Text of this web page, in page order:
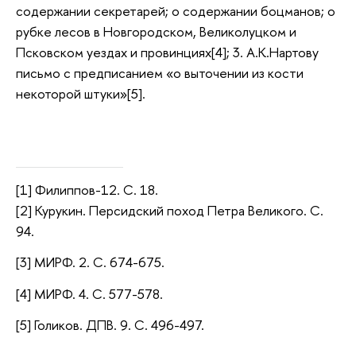
содержании секретарей; о содержании боцманов; о
рубке лесов в Новгородском, Великолуцком и
Псковском уездах и провинциях[4]; 3. А.К.Нартову
письмо с предписанием «о выточении из кости
некоторой штуки»[5].
[1] Филиппов-12. С. 18.
[2] Курукин. Персидский поход Петра Великого. С.
94.
[3] МИРФ. 2. С. 674-675.
[4] МИРФ. 4. С. 577-578.
[5] Голиков. ДПВ. 9. С. 496-497.